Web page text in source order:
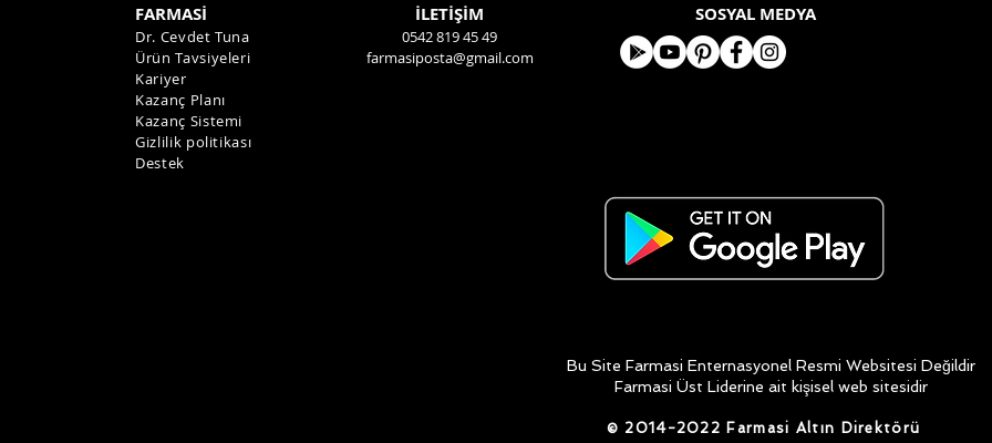
FARMASİ
Dr. Cevdet Tuna
Ürün Tavsiyeleri
Kariyer
Kazanç Planı
Kazanç Sistemi
Gizlilik politikası
Destek
İLETİŞİM
0542 819 45 49
farmasiposta@gmail.com
SOSYAL MEDYA
Bu Site Farmasi Enternasyonel Resmi Websitesi Değildir
Farmasi Üst Liderine ait kişisel web sitesidir
​© 2014-2022 Farmasi Altın Direktörü